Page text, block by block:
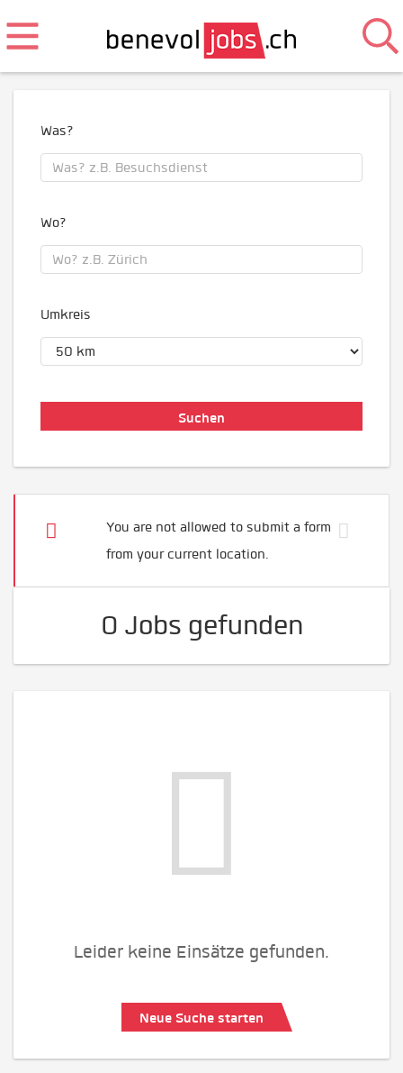
Was?
Wo?
Umkreis
You are not allowed to submit a form
from your current location.
0 Jobs gefunden
Leider keine Einsätze gefunden.
Neue Suche starten